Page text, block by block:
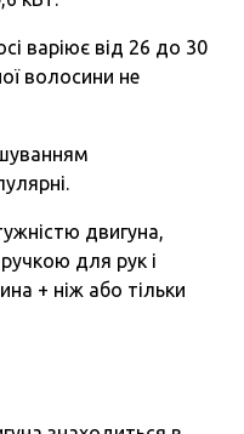
варіює від 26 до 30
волосини не
двигуна,
для рук і
+ ніж або тільки